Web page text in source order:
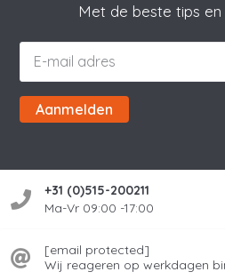
Met de beste tips en
Aanmelden
+31 (0)515-200211
Ma-Vr 09:00 -17:00
[email protected]
Wij reageren op werkdagen